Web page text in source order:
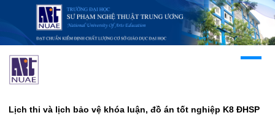
Lịch thi và lịch bảo vệ khóa luận, đồ án tốt nghiệp K8 ĐHSP